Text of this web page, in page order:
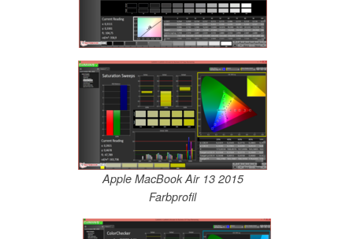
Apple MacBook Air 13 2015
Farbprofil